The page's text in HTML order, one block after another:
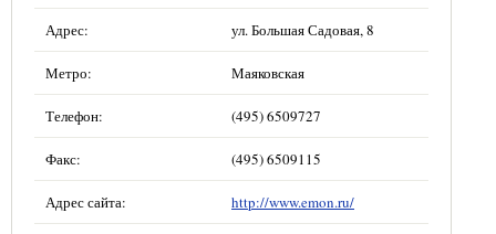
Адрес: ул. Большая Садовая, 8
Метро: Маяковская
Телефон: (495) 6509727
Факс: (495) 6509115
Адрес сайта: http://www.emon.ru/